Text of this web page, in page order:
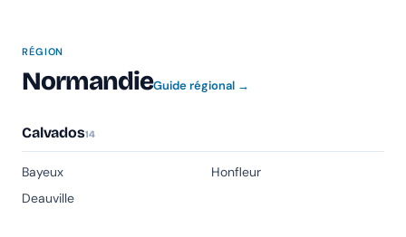
RÉGION
NormandieGuide régional →
Calvados14
Bayeux
Deauville
Honfleur